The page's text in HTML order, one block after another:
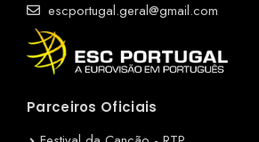
escportugal.geral@gmail.com
Parceiros Oficiais